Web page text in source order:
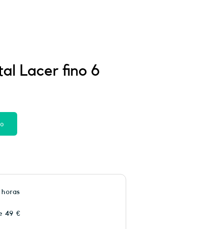
Lacer fino 6
49 €